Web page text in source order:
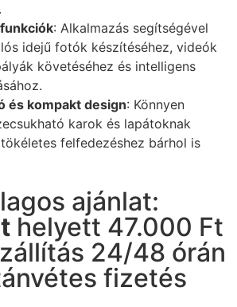
: Alkalmazás segítségével
idejű fotók készítéséhez, videók
követéséhez és intelligens
és kompakt design: Könnyen
karok és lapátoknak
felfedezéshez bárhol is
ajánlat:
helyett 47.000 Ft
24/48 órán
fizetés